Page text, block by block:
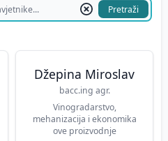
Pretraži
Džepina Miroslav
bacc.ing agr.
Vinogradarstvo,
mehanizacija i ekonomika
ove proizvodnje